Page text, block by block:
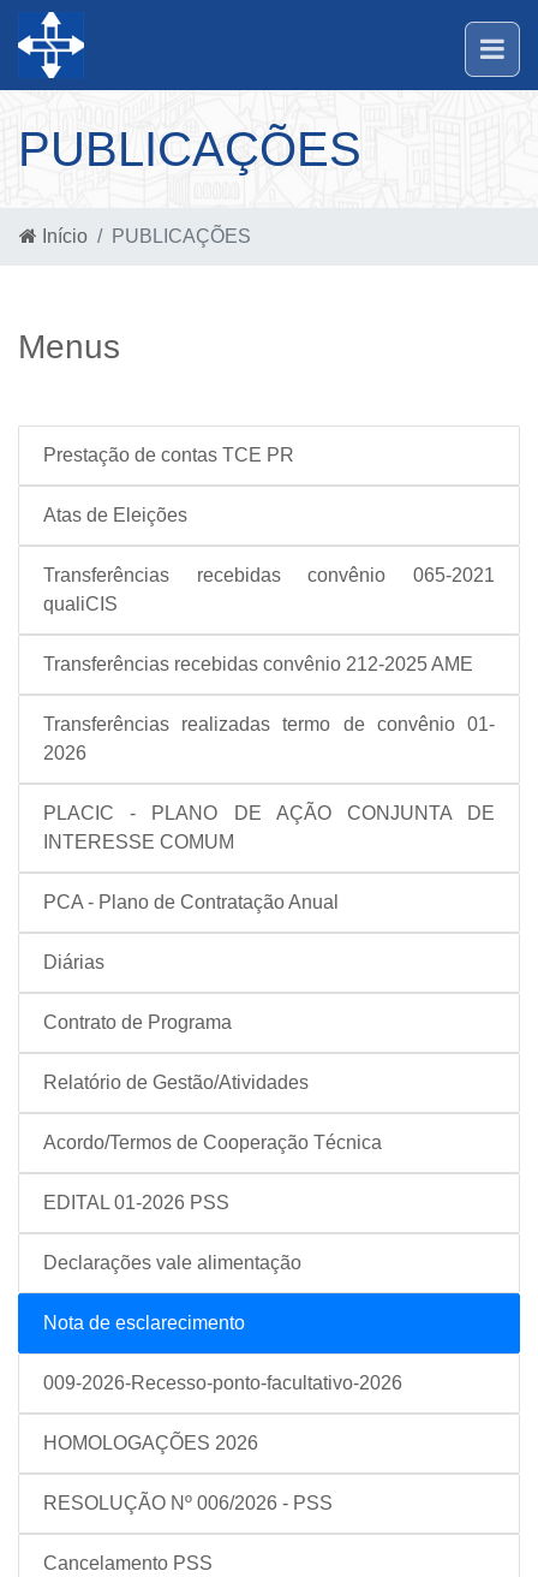
PUBLICAÇÕES
Início PUBLICAÇÕES
Menus
Prestação de contas TCE PR
Atas de Eleições
Transferências recebidas convênio 065-2021
qualiCIS
Transferências recebidas convênio 212-2025 AME
Transferências realizadas termo de convênio 01-
2026
PLACIC - PLANO DE AÇÃO CONJUNTA DE
INTERESSE COMUM
PCA - Plano de Contratação Anual
Diárias
Contrato de Programa
Relatório de Gestão/Atividades
Acordo/Termos de Cooperação Técnica
EDITAL 01-2026 PSS
Declarações vale alimentação
Nota de esclarecimento
009-2026-Recesso-ponto-facultativo-2026
HOMOLOGAÇÕES 2026
RESOLUÇÃO Nº 006/2026 - PSS
Cancelamento PSS